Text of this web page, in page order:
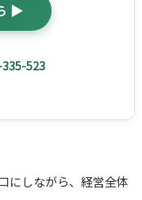
▶
523
にしながら、経営全体